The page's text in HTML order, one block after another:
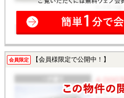
会員限定 【会員様限定で公開中！】